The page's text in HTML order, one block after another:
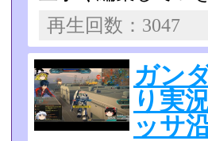
再生回数：
ガン
り実
ッサ